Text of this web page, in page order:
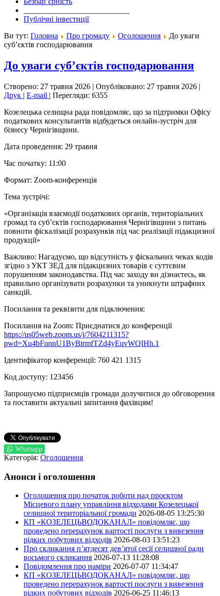
Публічні інвестиції
Ви тут: Головна Про громаду Оголошення
До уваги
суб’єктів господарювання
До уваги суб’єктів господарювання
Створено: 27 травня 2026 | Опубліковано: 27 травня 2026 |
Друк | E-mail | Перегляди: 6355
Козелецька селищна рада повідомляє, що за підтримки Офісу
податкових консультантів відбудеться онлайн-зустріч для
бізнесу Чернігівщини.
Дата проведення: 29 травня
Час початку: 11:00
Формат: Zoom-конференція
Тема зустрічі:
«Організація взаємодії податкових органів, територіальних
громад та суб’єктів господарювання Чернігівщини з питань
повноти фіскалізації розрахунків під час реалізації підакцизної
продукції»
Важливо: Нагадуємо, що відсутність у фіскальних чеках кодів
згідно з УКТ ЗЕД для підакцизних товарів є суттєвим
порушенням законодавства. Під час заходу ви дізнаєтесь, як
правильно організувати розрахунки та уникнути штрафних
санкцій.
Посилання та реквізити для підключення:
Посилання на Zoom: Приєднатися до конференції
https://us05web.zoom.us/j/7604211315?
pwd=Xu4bFunnU1ByBtrmfTZd4yEuvWQIHh.1
Ідентифікатор конференції: 760 421 1315
Код доступу: 123456
Запрошуємо підприємців громади долучитися до обговорення
та поставити актуальні запитання фахівцям!
Whatsapp
Категорія: Оголошення
Анонси і оголошення
Оголошення про початок роботи над проєктом
Місцевого плану управління відходами Козелецької
селищної територіальної громади 2026-08-05 13:25:30
КП «КОЗЕЛЕЦЬВОДОКАНАЛ» повідомляє, що
проведено перерахунок вартості послуги з вивезення
рідких побутових відходів 2026-08-03 13:51:23
Про скликання п’ятдесят дев’ятої сесії селищної ради
восьмого скликання 2026-07-13 11:28:08
Повідомлення про наміри 2026-07-07 11:34:47
КП «КОЗЕЛЕЦЬВОДОКАНАЛ» повідомляє, що
проведено перерахунок вартості послуги з вивезення
рідких побутових відходів 2026-06-25 11:46:13